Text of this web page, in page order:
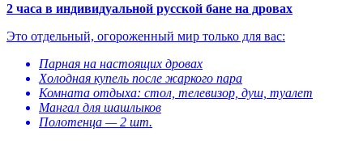
2 часа в индивидуальной русской бане на дровах
Это отдельный, огороженный мир только для вас:
Парная на настоящих дровах
Холодная купель после жаркого пара
Комната отдыха: стол, телевизор, душ, туалет
Мангал для шашлыков
Полотенца — 2 шт.